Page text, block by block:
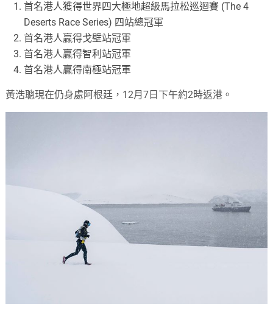
首名港人獲得世界四大極地超級馬拉松巡迴賽 (The 4
Deserts Race Series) 四站總冠軍
首名港人贏得戈壁站冠軍
首名港人贏得智利站冠軍
首名港人贏得南極站冠軍
黃浩聰現在仍身處阿根廷，12月7日下午約2時返港。